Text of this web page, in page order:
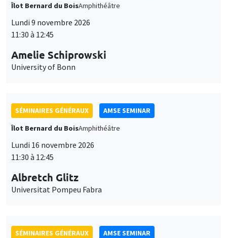
Îlot Bernard du BoisAmphithéâtre
Lundi 9 novembre 2026
11:30 à 12:45
Amelie Schiprowski
University of Bonn
SÉMINAIRES GÉNÉRAUX
AMSE SEMINAR
Îlot Bernard du BoisAmphithéâtre
Lundi 16 novembre 2026
11:30 à 12:45
Albretch Glitz
Universitat Pompeu Fabra
SÉMINAIRES GÉNÉRAUX
AMSE SEMINAR